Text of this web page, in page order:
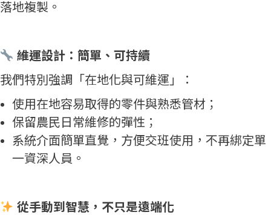
落地複製。
維運設計：簡單、可持續
我們特別強調「在地化與可維運」：
使用在地容易取得的零件與熟悉管材；
保留農民日常維修的彈性；
系統介面簡單直覺，方便交班使用，不再綁定單
一資深人員。
從手動到智慧，不只是遠端化